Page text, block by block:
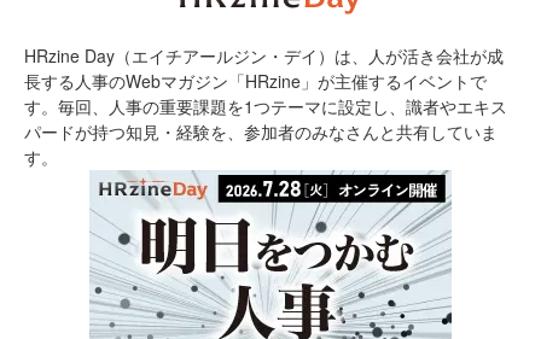
HRzine Day（エイチアールジン・デイ）は、人が活き会社が成
長する人事のWebマガジン「HRzine」が主催するイベントで
す。毎回、人事の重要課題を1つテーマに設定し、識者やエキス
パードが持つ知見・経験を、参加者のみなさんと共有していま
す。